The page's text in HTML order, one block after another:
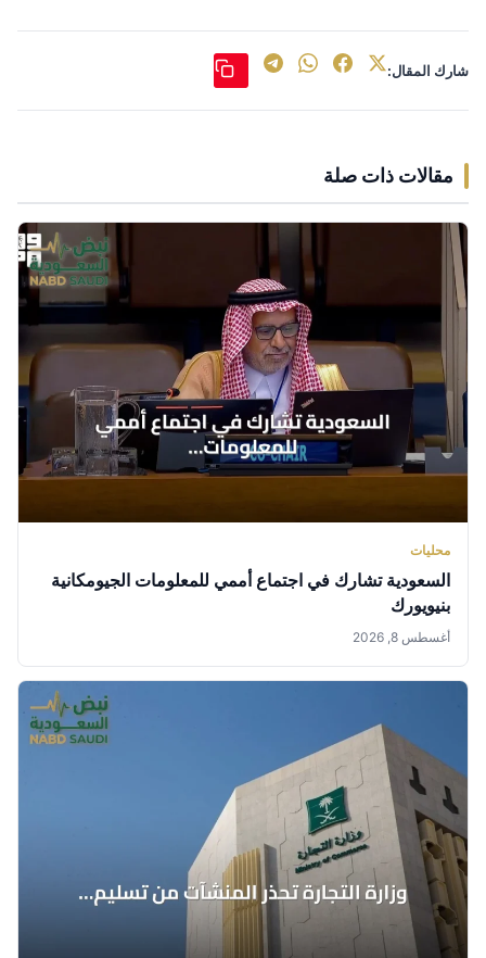
شارك المقال:
مقالات ذات صلة
محليات
السعودية تشارك في اجتماع أممي للمعلومات الجيومكانية
بنيويورك
أغسطس 8, 2026